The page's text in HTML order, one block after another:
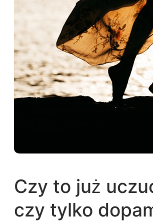
Czy to już
czy tylko